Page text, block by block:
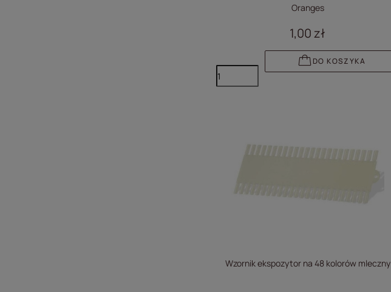
Oranges
1,00 zł
DO KOSZYKA
Wzornik ekspozytor na 48 kolorów mleczny